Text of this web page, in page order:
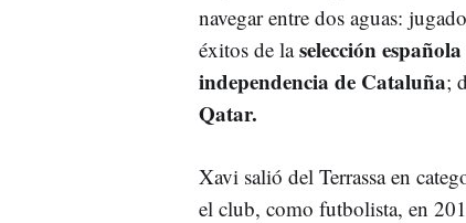
navegar entre dos aguas:
éxitos de laselección española
independencia de Cataluña;
Qatar.
Xavi salió del Terrassa en
el club, como futbolista, en